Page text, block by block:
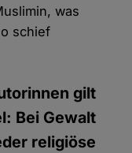
was
schief
gilt
Bei Gewalt
religiöse